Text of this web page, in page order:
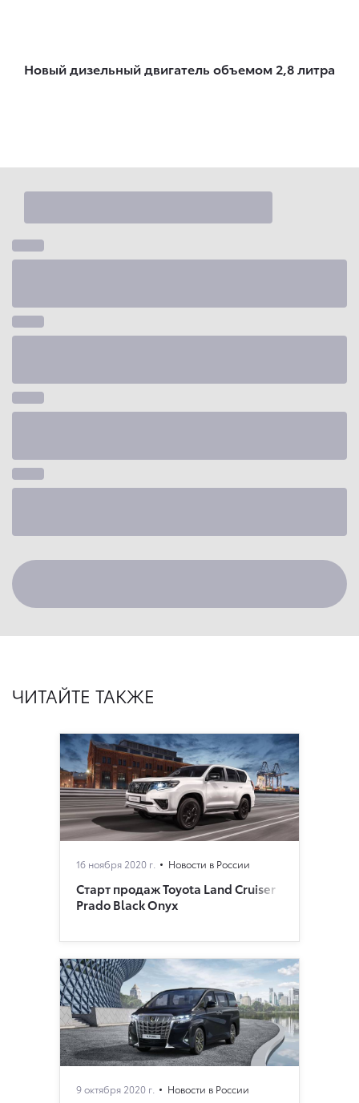
Новый дизельный двигатель объемом 2,8 литра
ЧИТАЙТЕ ТАКЖЕ
16 ноября 2020 г. Новости в России
Старт продаж Toyota Land Cruiser
Prado Black Onyx
9 октября 2020 г. Новости в России